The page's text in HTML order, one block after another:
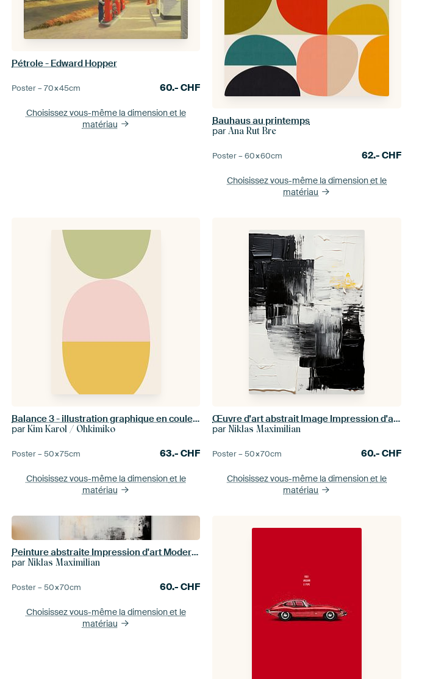
Pétrole - Edward Hopper
Poster –70×45cm 60.-CHF
Choisissez vous-même la dimensionet le
matériau
Bauhaus au printemps
parAna Rut Bre
Poster –60×60cm 62.- CHF
Choisissez vous-même la dimensionet le
matériau
Balance 3 - illustration graphique en couleurs douces
parKim Karol / Ohkimiko
Poster –50×75cm 63.-CHF
Choisissez vous-même la dimensionet le
matériau
Œuvre d'art abstrait Image Impression d'art Peinture Noir Blanc
par Niklas Maximilian
Poster –50×70cm 60.- CHF
Choisissez vous-même la dimensionet le
matériau
Peinture abstraite Impression d'art Moderne Noir Blanc
par Niklas Maximilian
Poster –50×70cm 60.-CHF
Choisissez vous-même la dimensionet le
matériau